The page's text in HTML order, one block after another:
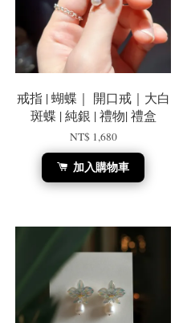
戒指 | 蝴蝶｜ 開口戒｜大白
斑蝶 | 純銀 | 禮物| 禮盒
NT$ 1,680
加入購物車